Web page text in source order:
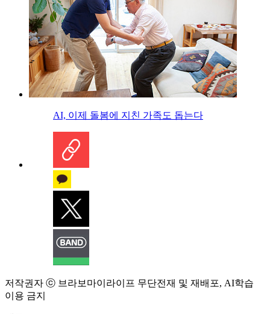
AI, 이제 돌봄에 지친 가족도 돕는다
저작권자 ⓒ 브라보마이라이프 무단전재 및 재배포, AI학습
이용 금지